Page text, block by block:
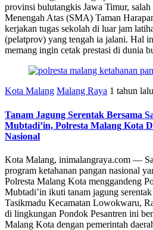
provinsi bulutangkis Jawa Timur, salah
Menengah Atas (SMA) Taman
kerjakan tugas sekolah di luar jam
(pelatprov) yang tengah ia jalani. Hal
memang ingin cetak prestasi di dunia
Kota Malang Malang Raya 1 tahun lalu
Tanam Jagung Serentak Bersama
Mubtadi’in, Polresta Malang Kota
Nasional
Kota Malang, inimalangraya.com —
program ketahanan pangan nasional
Polresta Malang Kota menggandeng
Mubtadi’in ikuti tanam jagung
Tasikmadu Kecamatan Lowokwaru,
di lingkungan Pondok Pesantren ini
Malang Kota dengan pemerintah